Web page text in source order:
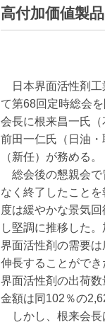
高付加価値製
日本界面活性剤工
て第68回定時総会
会長に根来昌一氏
前田一仁氏（日油
（新任）が務める。
総会後の懇親会で
なく終了したこと
度は緩やかな景気
し堅調に推移した
界面活性剤の需要
伸長することがで
界面活性剤の出荷
金額は同102％の
しかし、根来会長